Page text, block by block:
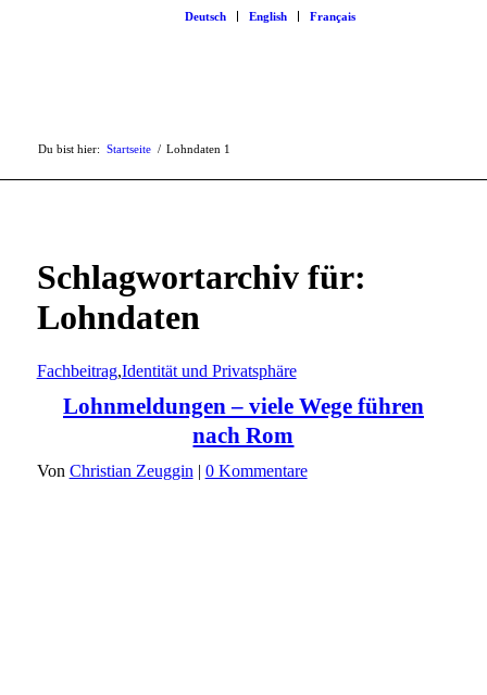
Deutsch English Français
Du bist hier: Startseite 1
/ Lohndaten
Schlagwortarchiv für:
Lohndaten
Fachbeitrag,Identität und Privatsphäre
Lohnmeldungen – viele Wege führen
nach Rom
Von Christian Zeuggin | 0 Kommentare